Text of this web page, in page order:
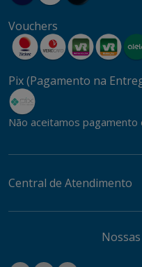
Vouchers
Pix (Pagamento na
Não aceitamos pagamento
Central de Atendimento